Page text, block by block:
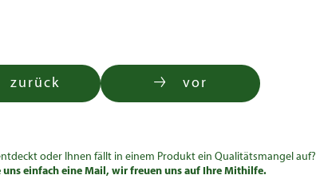
zurück vor
oder Ihnen fällt in einem Produkt ein Qualitätsmangel auf?
uns einfach eine Mail, wir freuen uns auf Ihre Mithilfe.